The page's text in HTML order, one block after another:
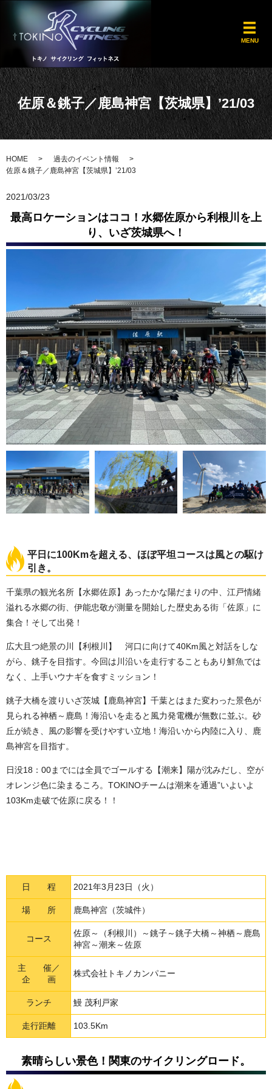
MENU
佐原＆銚子／鹿島神宮【茨城県】’21/03
HOME
過去のイベント情報
佐原＆銚子／鹿島神宮【茨城県】’21/03
2021/03/23
最高ロケーションはココ！水郷佐原から利根川を上
り、いざ茨城県へ！
平日に100Kmを超える、ほぼ平坦コースは風との駆け
引き。
千葉県の観光名所【水郷佐原】あったかな陽だまりの中、江戸情緒
溢れる水郷の街、伊能忠敬が測量を開始した歴史ある街「佐原」に
集合！そして出発！
広大且つ絶景の川【利根川】 河口に向けて40Km風と対話をしな
がら、銚子を目指す。今回は川沿いを走行することもあり鮮魚では
なく、上手いウナギを食すミッション！
銚子大橋を渡りいざ茨城【鹿島神宮】千葉とはまた変わった景色が
見られる神栖～鹿島！海沿いを走ると風力発電機が無数に並ぶ。砂
丘が続き、風の影響を受けやすい立地！海沿いから内陸に入り、鹿
島神宮を目指す。
日没18：00までには全員でゴールする【潮来】陽が沈みだし、空が
オレンジ色に染まるころ。TOKINOチームは潮来を通過”いよいよ
103Km走破で佐原に戻る！！
日 程 2021年3月23日（火）
場 所 鹿島神宮（茨城件）
コース
佐原～（利根川）～銚子～銚子大橋～神栖～鹿島
神宮～潮来～佐原
主 催／
企 画
株式会社トキノカンパニー
ランチ 鰻 茂利戸家
走行距離 103.5Km
素晴らしい景色！関東のサイクリングロード。